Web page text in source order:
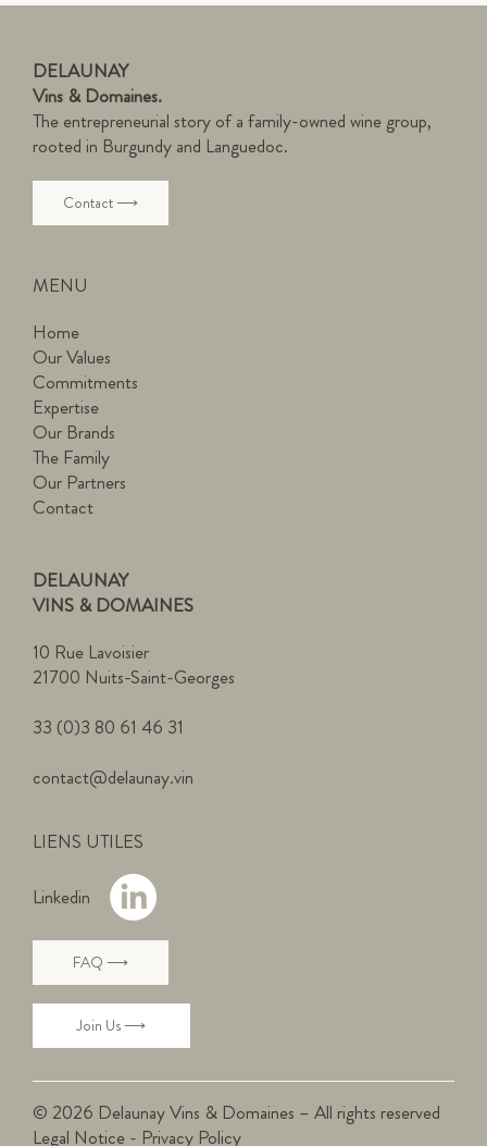
DELAUNAY
Vins & Domaines.
The entrepreneurial story of a family-owned wine group,
rooted in Burgundy and Languedoc.
Contact ⟶
MENU
Home
Our Values
Commitments
Expertise
Our Brands
The Family
Our Partners
Contact
DELAUNAY
VINS & DOMAINES
10 Rue Lavoisier
21700 Nuits-Saint-Georges
33 (0)3 80 61 46 31
contact@delaunay.vin
LIENS UTILES
Linkedin
FAQ ⟶
Join Us ⟶
© 2026 Delaunay Vins & Domaines – All rights reserved
Legal Notice- Privacy Policy